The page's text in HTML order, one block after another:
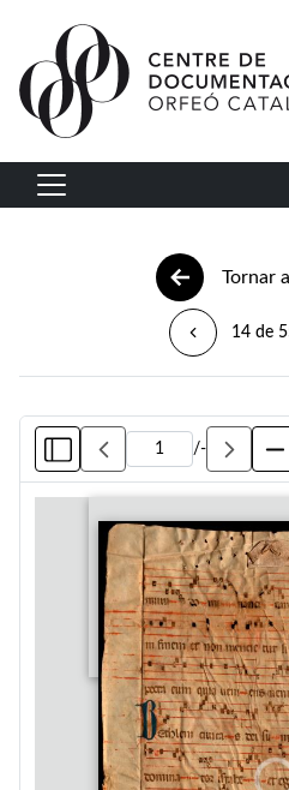
Vés al contingut
Navegació principal
Tornar
14 de
/-